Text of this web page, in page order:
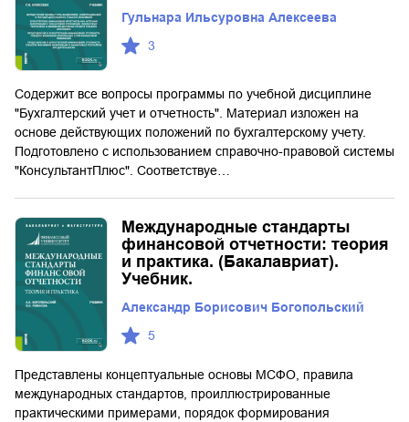
Гульнара Ильсуровна Алексеева
3
Содержит все вопросы программы по учебной дисциплине
"Бухгалтерский учет и отчетность". Материал изложен на
основе действующих положений по бухгалтерскому учету.
Подготовлено с использованием справочно-правовой системы
"КонсультантПлюс". Соответствуе…
Международные стандарты
финансовой отчетности: теория
и практика. (Бакалавриат).
Учебник.
Александр Борисович Богопольский
5
Представлены концептуальные основы МСФО, правила
международных стандартов, проиллюстрированные
практическими примерами, порядок формирования